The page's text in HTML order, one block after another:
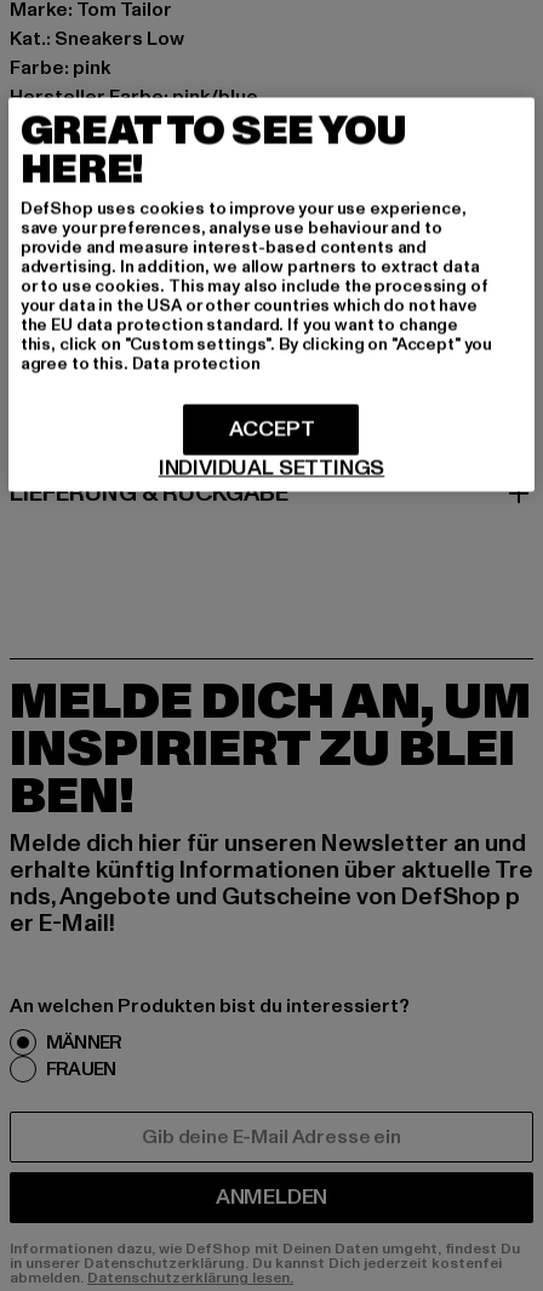
Marke: Tom Tailor
Kat.: Sneakers Low
Farbe: pink
Hersteller Farbe: pink/blue
Obermaterial: sonstiges Material
Innenfutter: sonstiges Material
Art.Nr: 2670150001-04168
Hersteller: Supremo Shoes & Boots GmbH |
info@supremo-shoes.de
Blocksbergstraße 174 | 66955 Pirmasens | DE
GRÖSSE & PASSFORM
LIEFERUNG & RÜCKGABE
MELDE DICH AN, UM
INSPIRIERT ZU BLEI
BEN!
Melde dich hier für unseren Newsletter an und
erhalte künftig Informationen über aktuelle Tre
nds, Angebote und Gutscheine von DefShop p
er E-Mail!
An welchen Produkten bist du interessiert?
MÄNNER
FRAUEN
ANMELDEN
Informationen dazu, wie DefShop mit Deinen Daten umgeht, findest Du
in unserer Datenschutzerklärung. Du kannst Dich jederzeit kostenfei
abmelden. Datenschutzerklärung lesen.
GREAT TO SEE YOU
HERE!
DefShop uses cookies to improve your use experience,
save your preferences, analyse use behaviour and to
provide and measure interest-based contents and
advertising. In addition, we allow partners to extract data
or to use cookies. This may also include the processing of
your data in the USA or other countries which do not have
the EU data protection standard. If you want to change
this, click on "Custom settings". By clicking on "Accept" you
agree to this. Data protection
INDIVIDUAL SETTINGS
ACCEPT